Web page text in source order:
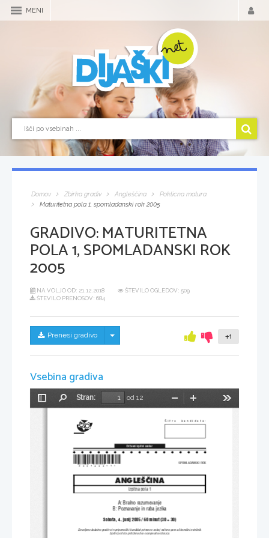
MENI
Domov Zbirka gradiv Angleščina
Poklicna matura
Maturitetna pola 1, spomladanski rok 2005
GRADIVO:MATURITETNA
POLA 1, SPOMLADANSKI ROK
2005
NA VOLJO OD: 21.12.2018
ŠTEVILO OGLEDOV: 509
ŠTEVILO PRENOSOV: 684
Prenesi gradivo Skrij/prikaži meni +1
Vsebina gradiva
Preklopi
Stran:
od 12
Pomanjšaj
[ifra  kandidata:
Dr`avni izpitni center
Sobota, 4. junij 2005 / 60 minut (30 + 30)
Izpitna pola 1
ANGLE[^INA
Dovoljeno dodatno gradivo in pripomo~ki: kandidat prinese s seboj nalivno pero ali kemi~ni svin~nik.
Izpitni poli sta prilo`ena dva ocenjevalna obrazca.
A: Bralno razumevanje
B: Poznavanje in raba jezika
SPOMLADANSKI ROK